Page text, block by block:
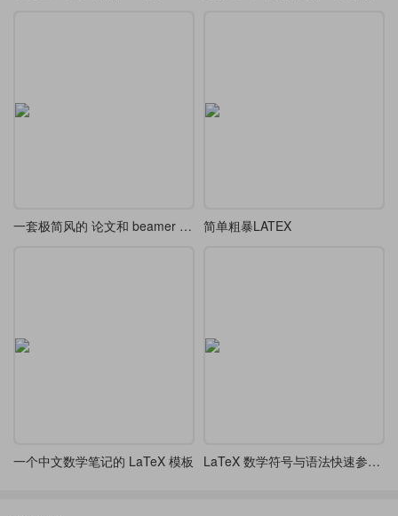
一套极简风的 论文和 beamer 主题模版 简单粗暴LATEX
一个中文数学笔记的 LaTeX 模板 LaTeX 数学符号与语法快速参考教程